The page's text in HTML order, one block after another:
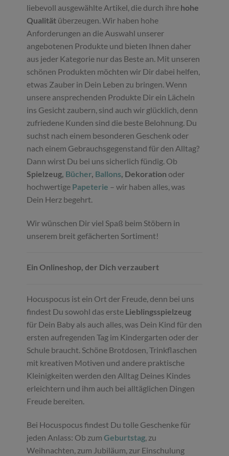
liebevoll ausgewählte Artikel, die durch ihre hohe
Qualität überzeugen. Wir haben hohe
Anforderungen an die Auswahl unserer
angebotenen Produkte und bieten Ihnen daher
aus jeder Kategorie nur das Beste an. Mit unseren
schönen Produkten möchten wir Dir dabei helfen,
etwas Zauber in Dein Leben zu bringen. Wenn
unsere ansprechenden Produkte Dir ein Lächeln
ins Gesicht zaubern, sind auch wir glücklich, denn
zufriedene Kunden sind die beste Belohnung. Du
suchst nach einem besonderen Geschenk oder
nach einem Gebrauchsgegenstand für den Alltag?
Dann wirst Du bei uns sicherlich fündig. Ob
Spielzeug, Bücher, Ballons, Dekoration oder
hochwertige Papeterie – wir haben alles, was
Dein Herz begehrt.
Wir wünschen Dir viel Spaß beim Stöbern in
unserem breit gefächerten Sortiment!
Ein Onlineshop, der Dich verzaubert
Hocuspocus ist ein Ort der Freude, denn bei uns
findest Du sowohl das erste Lieblingsspielzeug
für Dein Baby als auch alles, was Dein Kind für den
ersten aufregenden Tag im Kindergarten oder der
Schule braucht. Schöne Brotdosen, Trinkflaschen
mit kreativen Motiven und andere praktische
Kleinigkeiten werden den Alltag Deines Kindes
erleichtern und ihm auch bei alltäglichen Dingen
Freude bereiten.
Bei Hocuspocus findest Du tolle Geschenke für
jeden Anlass: Ob zumGeburtstag, zu
Weihnachten, zum Jubiläum, zur Einschulung